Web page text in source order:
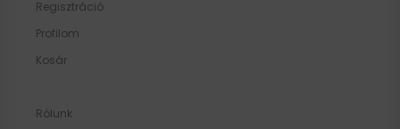
Regisztráció
Profilom
Kosár
Rólunk